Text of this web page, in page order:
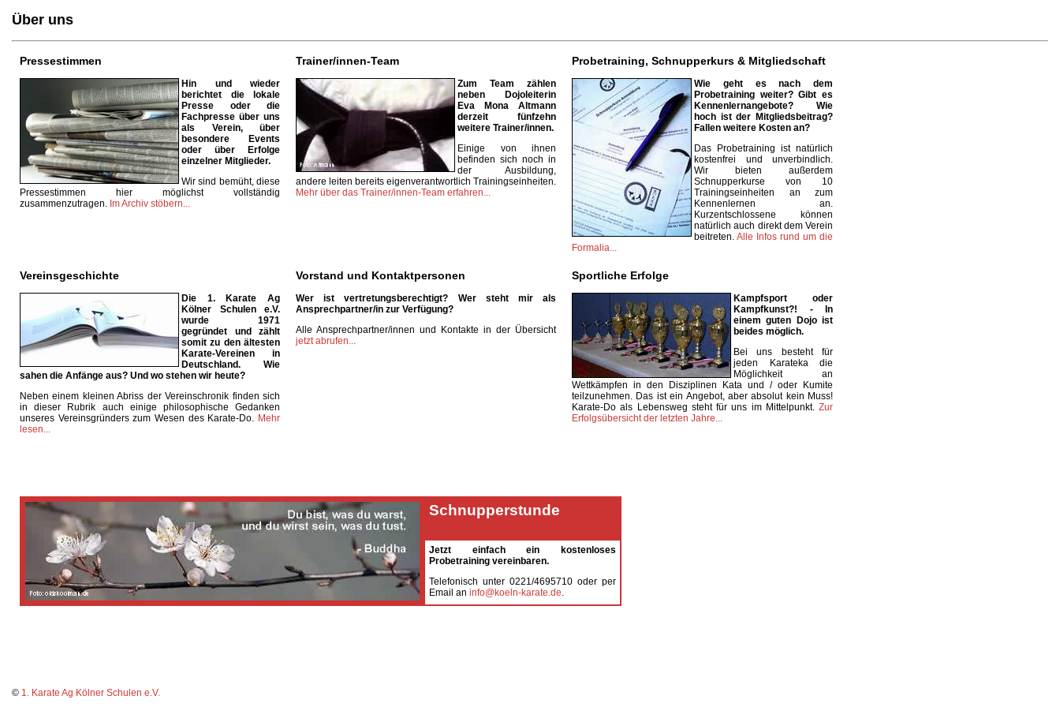
Über uns
Pressestimmen
Hin und wieder
berichtet die lokale
Presse oder die
Fachpresse über uns
als Verein, über
besondere Events
oder über Erfolge
einzelner Mitglieder.
Wir sind bemüht, diese
Pressestimmen hier möglichst vollständig
zusammenzutragen. Im Archiv stöbern...
Trainer/innen-Team
Zum Team zählen
neben Dojoleiterin
Eva Mona Altmann
derzeit fünfzehn
weitere Trainer/innen.
Einige von ihnen
befinden sich noch in
der Ausbildung,
andere leiten bereits eigenverantwortlich Trainingseinheiten.
Mehr über das Trainer/innen-Team erfahren...
Probetraining, Schnupperkurs & Mitgliedschaft
Wie geht es nach dem
Probetraining weiter? Gibt es
Kennenlernangebote? Wie
hoch ist der Mitgliedsbeitrag?
Fallen weitere Kosten an?
Das Probetraining ist natürlich
kostenfrei und unverbindlich.
Wir bieten außerdem
Schnupperkurse von 10
Trainingseinheiten an zum
Kennenlernen an.
Kurzentschlossene können
natürlich auch direkt dem Verein
beitreten. Alle Infos rund um die
Formalia...
Vereinsgeschichte
Die 1. Karate Ag
Kölner Schulen e.V.
wurde 1971
gegründet und zählt
somit zu den ältesten
Karate-Vereinen in
Deutschland. Wie
sahen die Anfänge aus? Und wo stehen wir heute?
Neben einem kleinen Abriss der Vereinschronik finden sich
in dieser Rubrik auch einige philosophische Gedanken
unseres Vereinsgründers zum Wesen des Karate-Do. Mehr
lesen...
Vorstand und Kontaktpersonen
Wer ist vertretungsberechtigt? Wer steht mir als
Ansprechpartner/in zur Verfügung?
Alle Ansprechpartner/innen und Kontakte in der Übersicht
jetzt abrufen...
Sportliche Erfolge
Kampfsport oder
Kampfkunst?! - In
einem guten Dojo ist
beides möglich.
Bei uns besteht für
jeden Karateka die
Möglichkeit an
Wettkämpfen in den Disziplinen Kata und / oder Kumite
teilzunehmen. Das ist ein Angebot, aber absolut kein Muss!
Karate-Do als Lebensweg steht für uns im Mittelpunkt. Zur
Erfolgsübersicht der letzten Jahre...
Schnupperstunde
Jetzt einfach ein kostenloses
Probetraining vereinbaren.
Telefonisch unter 0221/4695710 oder per
Email an info@koeln-karate.de.
© 1. Karate Ag Kölner Schulen e.V.